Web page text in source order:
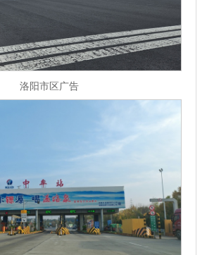
洛阳市区广告